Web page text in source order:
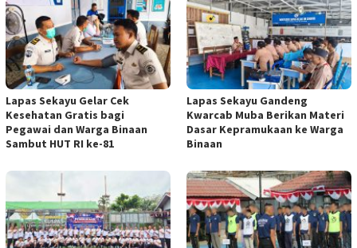
Lapas Sekayu Gelar Cek
Kesehatan Gratis bagi
Pegawai dan Warga Binaan
Sambut HUT RI ke-81
Lapas Sekayu Gandeng
Kwarcab Muba Berikan Materi
Dasar Kepramukaan ke Warga
Binaan